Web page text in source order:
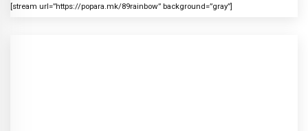
[stream url=”https://popara.mk/89rainbow” background=”gray”]